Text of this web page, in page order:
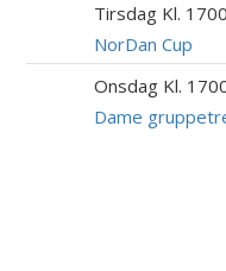
Tirsdag Kl. 1700
NorDan Cup
Onsdag Kl.
Dame